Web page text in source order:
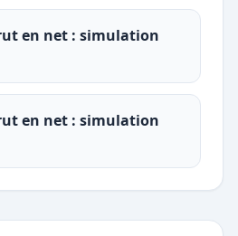
en net : simulation
en net : simulation